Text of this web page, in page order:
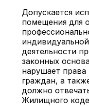
Допускается
помещения для
деятельности
законных
нарушает права
граждан, а
должно
Жилищного